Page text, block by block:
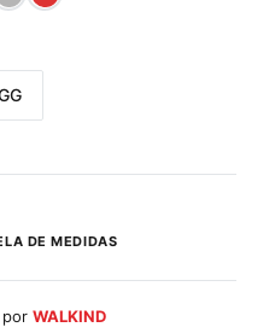
DE MEDIDAS
porWALKIND